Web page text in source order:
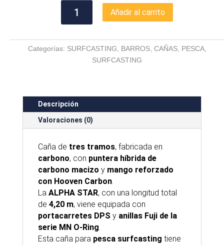
ALPHA
NSX
cantidad
Añadir al carrito
Categorías: SURFCASTING BARROS, CAÑAS, PESCA,
SURFCASTING
Descripción
Valoraciones (0)
Caña de tres tramos, fabricada en
carbono, con puntera híbrida de
carbono macizo y mango reforzado
con Hooven Carbon.
La ALPHA STAR, con una longitud total
de 4,20 m, viene equipada con
portacarretes DPS y anillas Fuji de la
serie MN O-Ring.
Esta caña para pesca surfcasting tiene